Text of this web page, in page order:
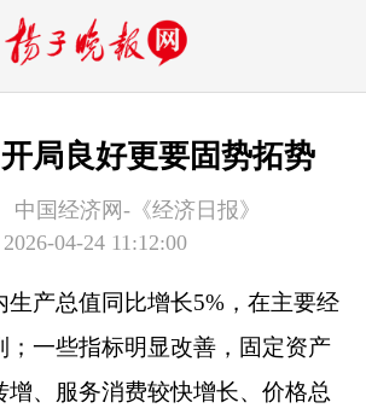
局良好更要固势拓势
中国经济网-《经济日报》
2026-04-24 11:12:00
生产总值同比增长5%，在主要经
；一些指标明显改善，固定资产
增、服务消费较快增长、价格总